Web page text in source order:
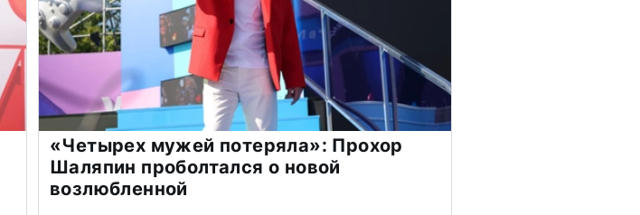
«Четырех мужей потеряла»: Прохор
Шаляпин проболтался о новой
возлюбленной